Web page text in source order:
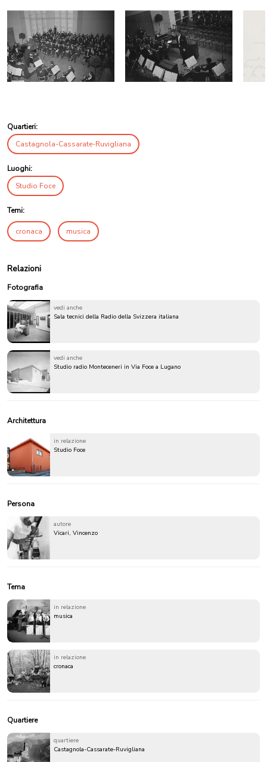
Quartieri:
Castagnola-Cassarate-Ruvigliana
Luoghi:
Studio Foce
Temi:
cronaca musica
Relazioni
Fotografia
vedi anche
Sala tecnici della Radio della Svizzera italiana
vedi anche
Studio radio Monteceneri in Via Foce a Lugano
Architettura
in relazione
Studio Foce
Persona
autore
Vicari, Vincenzo
Tema
in relazione
musica
in relazione
cronaca
Quartiere
quartiere
Castagnola-Cassarate-Ruvigliana